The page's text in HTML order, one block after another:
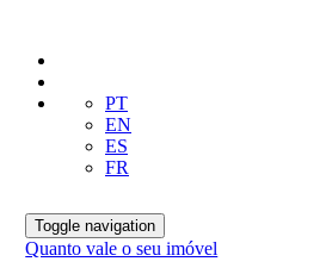
PT
EN
ES
FR
Toggle navigation
Quanto vale o seu imóvel